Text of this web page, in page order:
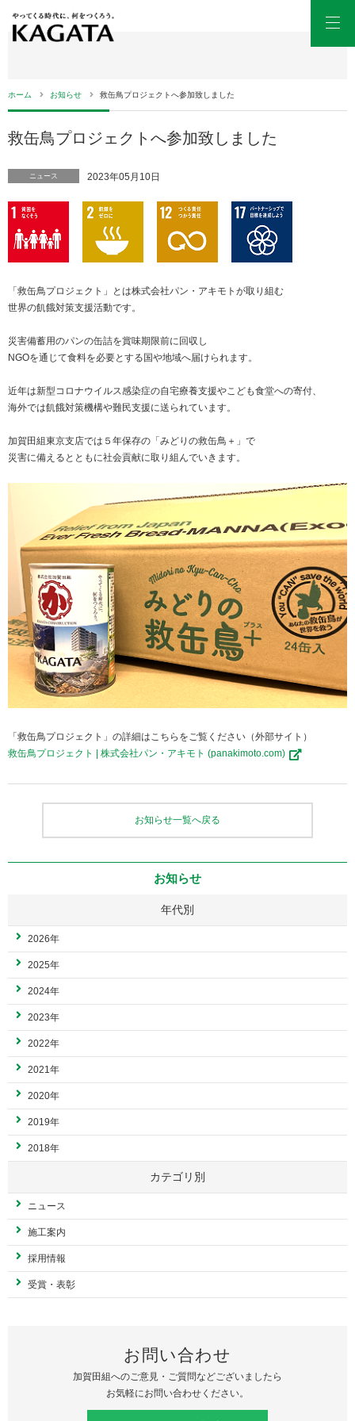
ホーム お知らせ 救缶鳥プロジェクトへ参加致しました
救缶鳥プロジェクトへ参加致しました
ニュース 2023年05月10日
「救缶鳥プロジェクト」とは株式会社パン・アキモトが取り組む
世界の飢餓対策支援活動です。
災害備蓄用のパンの缶詰を賞味期限前に回収し
NGOを通じて食料を必要とする国や地域へ届けられます。
近年は新型コロナウイルス感染症の自宅療養支援やこども食堂への寄付、
海外では飢餓対策機構や難民支援に送られています。
加賀田組東京支店では５年保存の「みどりの救缶鳥＋」で
災害に備えるとともに社会貢献に取り組んでいきます。
「救缶鳥プロジェクト」の詳細はこちらをご覧ください（外部サイト）
救缶鳥プロジェクト | 株式会社パン・アキモト (panakimoto.com)
お知らせ一覧へ戻る
お知らせ
年代別
2026年
2025年
2024年
2023年
2022年
2021年
2020年
2019年
2018年
カテゴリ別
ニュース
施工案内
採用情報
受賞・表彰
お問い合わせ
加賀田組へのご意見・ご質問などございましたら
お気軽にお問い合わせください。